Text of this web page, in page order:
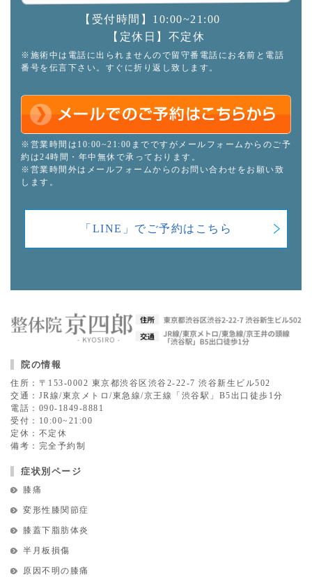
【受付時間】10:00~21:00
【定休日】不定休
※施術中は電話に出られませんので留守番電話にお名前と電話
番号を伝言下さい。すぐに折り返し致します。
※営業時間は10:00~21:00までですがメールフォームからのご予
約は24時間・年中無休で承っております。
※営業時間外はメールフォームからのお問い合わせをお願い致
します。
「LINE」でご予約はこちら
院の情報
住所：〒153-0002 東京都渋谷区渋谷2-22-7 渋谷新生ビル502
交通：JR線/東京メトロ/東急線/京王線「渋谷駅」B5出口徒歩1分
電話：090-1849-8881
受付：10:00~21:00
定休：不定休
備考：完全予約制
症状別ページ
膝痛
変形性膝関節症
膝蓋下脂肪体炎
半月板損傷
原因不明の膝痛